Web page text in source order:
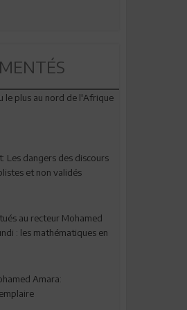
le plus au nord de l'Afrique
Les dangers des discours
et non validés
au recteur Mohamed
: les mathématiques en
Amara: